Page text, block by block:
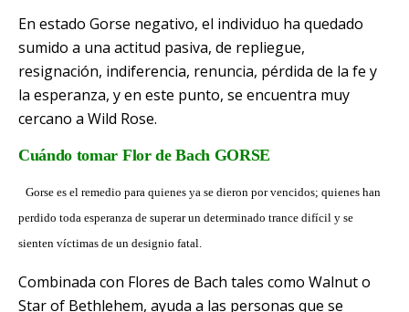
En estado Gorse negativo, el individuo ha quedado
sumido a una actitud pasiva, de repliegue,
resignación, indiferencia, renuncia, pérdida de la fe y
la esperanza, y en este punto, se encuentra muy
cercano a Wild Rose.
Cuándo tomar Flor de Bach GORSE
Gorse es el remedio para quienes ya se dieron por vencidos; quienes han
perdido toda esperanza de superar un determinado trance difícil y se
sienten víctimas de un designio fatal.
Combinada con Flores de Bach tales como Walnut o
Star of Bethlehem, ayuda a las personas que se